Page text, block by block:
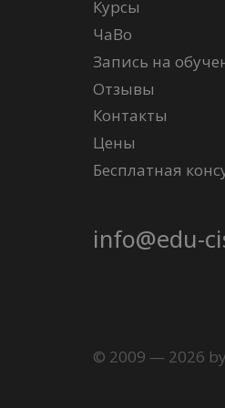
Курсы
ЧаВо
Запись на
Отзывы
Контакты
Цены
Бесплатная
info@edu-
© 2009 — 2026